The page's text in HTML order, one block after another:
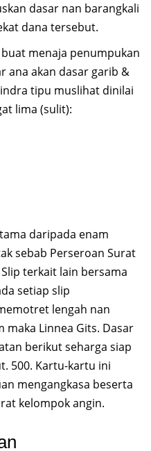
dasar nan barangkali
dana tersebut.
menaja penumpukan
ana akan dasar garib &
tipu muslihat dinilai
lima (sulit):
daripada enam
sebab Perseroan Surat
terkait lain bersama
setiap slip
lengah nan
maka Linnea Gits. Dasar
berikut seharga siap
500. Kartu-kartu ini
mengangkasa beserta
kelompok angin.